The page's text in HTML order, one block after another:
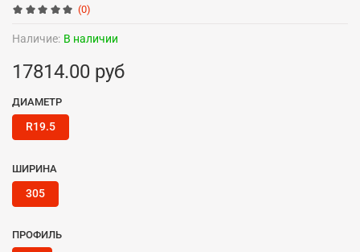
(0)
Наличие: В наличии
17814.00 руб
ДИАМЕТР
R19.5
ШИРИНА
305
ПРОФИЛЬ